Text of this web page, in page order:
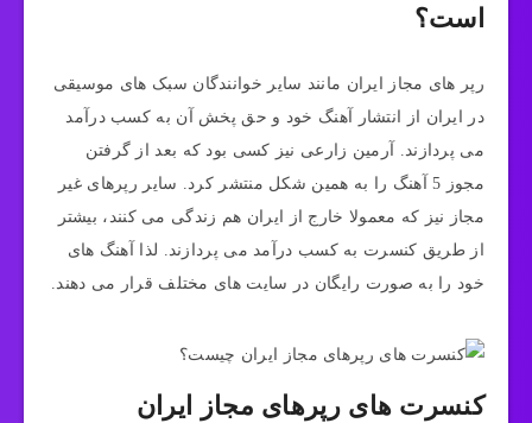
است؟
رپر های مجاز ایران مانند سایر خوانندگان سبک های موسیقی
در ایران از انتشار آهنگ خود و حق پخش آن به کسب درآمد
می پردازند. آرمین زارعی نیز کسی بود که بعد از گرفتن
مجوز 5 آهنگ را به همین شکل منتشر کرد. سایر رپرهای غیر
مجاز نیز که معمولا خارج از ایران هم زندگی می کنند، بیشتر
از طریق کنسرت به کسب درآمد می پردازند. لذا آهنگ های
خود را به صورت رایگان در سایت های مختلف قرار می دهند.
کنسرت های رپرهای مجاز ایران